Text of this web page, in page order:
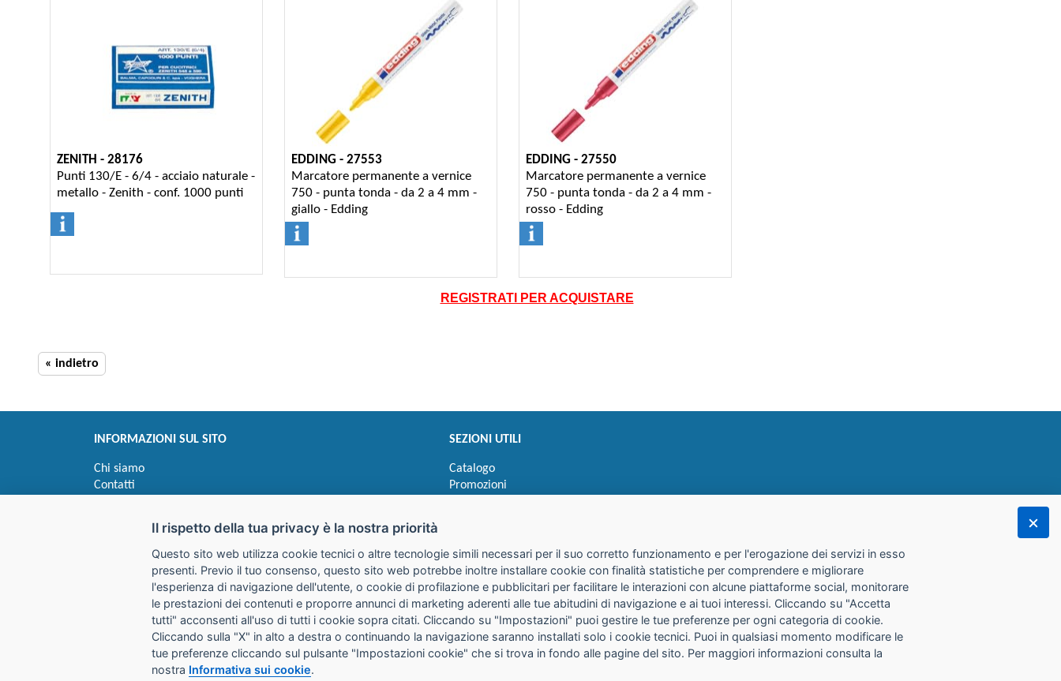
ZENITH - 28176
Punti 130/E - 6/4 - acciaio naturale -
metallo - Zenith - conf. 1000 punti
EDDING - 27553
Marcatore permanente a vernice
750 - punta tonda - da 2 a 4 mm -
giallo - Edding
EDDING - 27550
Marcatore permanente a vernice
750 - punta tonda - da 2 a 4 mm -
rosso - Edding
REGISTRATI PER ACQUISTARE
« indietro
INFORMAZIONI SUL SITO
Chi siamo
Contatti
Impostazioni cookie
SEZIONI UTILI
Catalogo
Promozioni
I prezzi indicati si intendono IVA esclusa
GALIMBERTI S.r.L.
Via Giovanni Quarena 220/A 25085 Gavardo (BS)
Il rispetto della tua privacy è la nostra priorità
Questo sito web utilizza cookie tecnici o altre tecnologie simili necessari per il suo corretto funzionamento e per l'erogazione dei servizi in esso
presenti. Previo il tuo consenso, questo sito web potrebbe inoltre installare cookie con finalità statistiche per comprendere e migliorare
l'esperienza di navigazione dell'utente, o cookie di profilazione e pubblicitari per facilitare le interazioni con alcune piattaforme social, monitorare
le prestazioni dei contenuti e proporre annunci di marketing aderenti alle tue abitudini di navigazione e ai tuoi interessi. Cliccando su "Accetta
tutti" acconsenti all'uso di tutti i cookie sopra citati. Cliccando su "Impostazioni" puoi gestire le tue preferenze per ogni categoria di cookie.
Cliccando sulla "X" in alto a destra o continuando la navigazione saranno installati solo i cookie tecnici. Puoi in qualsiasi momento modificare le
tue preferenze cliccando sul pulsante "Impostazioni cookie" che si trova in fondo alle pagine del sito. Per maggiori informazioni consulta la
nostra Informativa sui cookie.